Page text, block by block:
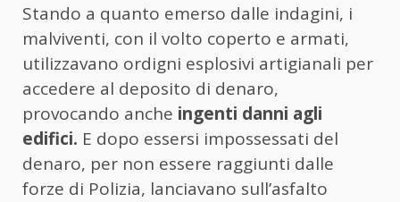
Stando a quanto emerso dalle indagini, i
malviventi, con il volto coperto e armati,
utilizzavano ordigni esplosivi artigianali per
accedere al deposito di denaro,
provocando anche ingenti danni agli
edifici. E dopo essersi impossessati del
denaro, per non essere raggiunti dalle
forze di Polizia, lanciavano sull’asfalto